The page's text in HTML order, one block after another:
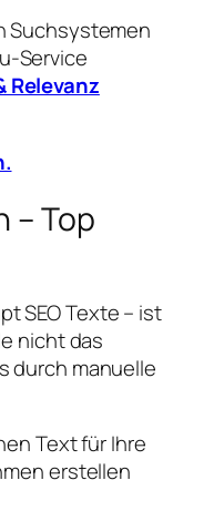
Suchsystemen
Service
Relevanz
– Top
SEO Texte – ist
nicht das
durch manuelle
Text für Ihre
erstellen